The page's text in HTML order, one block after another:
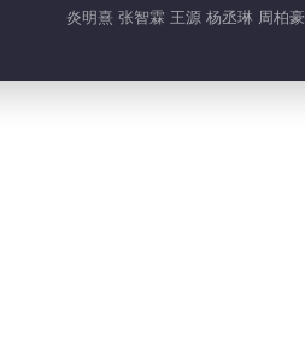
炎明熹 张智霖 王源 杨丞琳 周柏